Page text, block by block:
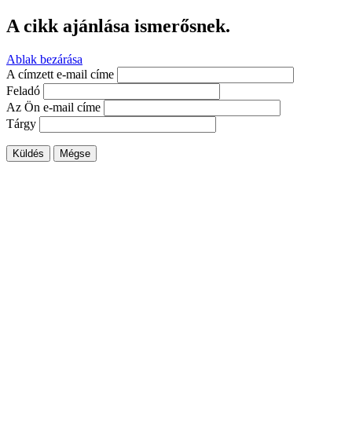
A cikk ajánlása ismerősnek.
Ablak bezárása
A címzett e-mail címe
Feladó
Az Ön e-mail címe
Tárgy
Küldés Mégse